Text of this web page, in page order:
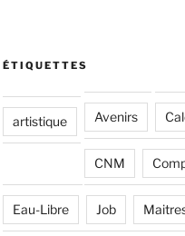
ÉTIQUETTES
artistique Avenirs
CNM
Eau-Libre Job